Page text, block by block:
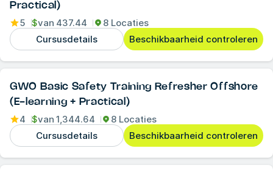
Practical)
5 $van 437.44
8 Locaties
Cursusdetails
Beschikbaarheid controleren
GWO Basic Safety Training Refresher Offshore
(E-learning + Practical)
4 $van 1,344.64
8 Locaties
Cursusdetails
Beschikbaarheid controleren